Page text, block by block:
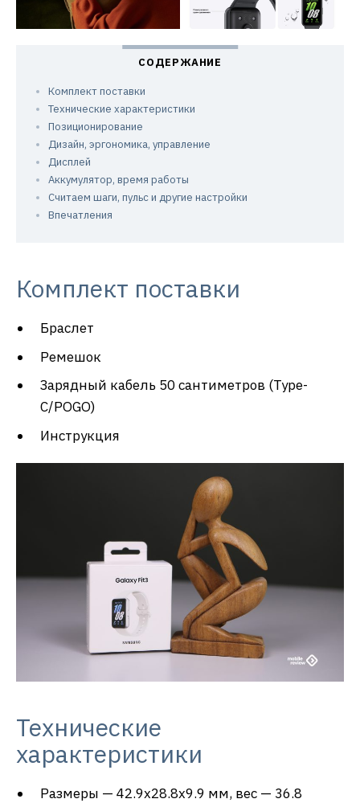
Комплект поставки
Технические характеристики
Позиционирование
Дизайн, эргономика, управление
Дисплей
Аккумулятор, время работы
Считаем шаги, пульс и другие настройки
Впечатления
Комплект поставки
Браслет
Ремешок
Зарядный кабель 50 сантиметров (Type-
C/POGO)
Инструкция
Технические
характеристики
Размеры — 42.9х28.8х9.9 мм, вес — 36.8